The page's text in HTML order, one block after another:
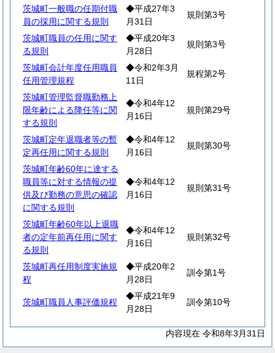
茨城町一般職の任期付職
員の採用に関する規則
◆平成27年3
月31日
規則第3号
茨城町職員の任用に関す
る規則
◆平成20年3
月28日
規則第3号
茨城町会計年度任用職員
任用管理規程
◆令和2年3月
11日
規程第2号
茨城町管理監督職勤務上
限年齢による降任等に関
する規則
◆令和4年12
月16日
規則第29号
茨城町定年退職者等の暫
定再任用に関する規則
◆令和4年12
月16日
規則第30号
茨城町年齢60年に達する
職員等に対する情報の提
供及び勤務の意思の確認
に関する規則
◆令和4年12
月16日
規則第31号
茨城町年齢60年以上退職
者の定年前再任用に関す
る規則
◆令和4年12
月16日
規則第32号
茨城町再任用制度実施規
程
◆平成20年2
月28日
訓令第1号
茨城町職員人事評価規程
◆平成21年9
月28日
訓令第10号
内容現在 令和8年3月31日